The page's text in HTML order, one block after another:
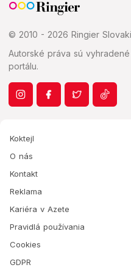
© 2010 - 2026 Ringier
Autorské práva sú
portálu.
Koktejl
O nás
Kontakt
Reklama
Kariéra v Azete
Pravidlá používania
Cookies
GDPR